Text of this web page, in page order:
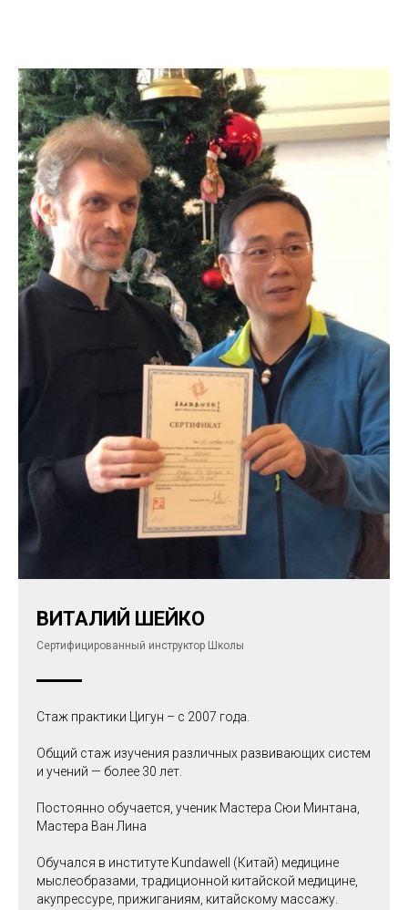
ВИТАЛИЙ ШЕЙКО
Сертифицированный инструктор Школы
Стаж практики Цигун – с 2007 года.
Общий стаж изучения различных развивающих систем
и учений — более 30 лет.
Постоянно обучается, ученик Мастера Сюи Минтана,
Мастера Ван Лина
Обучался в институте Kundawell (Китай) медицине
мыслеобразами, традиционной китайской медицине,
акупрессуре, прижиганиям, китайскому массажу.